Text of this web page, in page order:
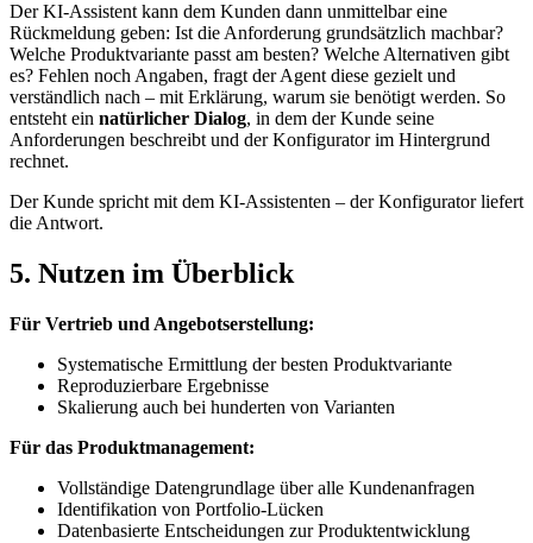
Der KI-Assistent kann dem Kunden dann unmittelbar eine
Rückmeldung geben: Ist die Anforderung grundsätzlich machbar?
Welche Produktvariante passt am besten? Welche Alternativen gibt
es? Fehlen noch Angaben, fragt der Agent diese gezielt und
verständlich nach – mit Erklärung, warum sie benötigt werden. So
entsteht ein natürlicher Dialog, in dem der Kunde seine
Anforderungen beschreibt und der Konfigurator im Hintergrund
rechnet.
Der Kunde spricht mit dem KI-Assistenten – der Konfigurator liefert
die Antwort.
5. Nutzen im Überblick
Für Vertrieb und Angebotserstellung:
Systematische Ermittlung der besten Produktvariante
Reproduzierbare Ergebnisse
Skalierung auch bei hunderten von Varianten
Für das Produktmanagement:
Vollständige Datengrundlage über alle Kundenanfragen
Identifikation von Portfolio-Lücken
Datenbasierte Entscheidungen zur Produktentwicklung